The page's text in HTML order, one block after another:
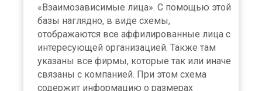
«Взаимозависимые лица». С помощью этой
базы наглядно, в виде схемы,
отображаются все аффилированные лица с
интересующей организацией. Также там
указаны все фирмы, которые так или иначе
связаны с компанией. При этом схема
содержит информацию о размерах